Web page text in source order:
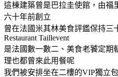
這棟建築曾是巴拉圭使館，由
六十年前創立
曾在法國米其林美食評鑑保持三
Restaurant Taillevent
是法國數一數二、美食老饕定期
理也都曾來此用餐呢
我們被安排坐在二樓的VIP獨立